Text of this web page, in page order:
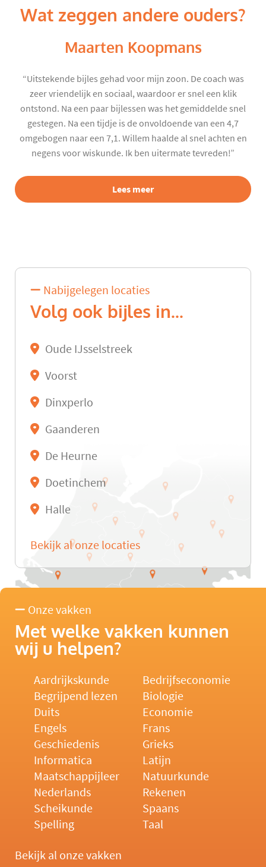
Wat zeggen andere ouders?
Maarten Koopmans
“Uitstekende bijles gehad voor mijn zoon. De coach was
zeer vriendelijk en sociaal, waardoor er snel een klik
ontstond. Na een paar bijlessen was het gemiddelde snel
gestegen. Na een tijdje is de onvoldoende van een 4,7
omgebogen naar een 7,1. Willem haalde al snel achten en
negens voor wiskunde. Ik ben uitermate tevreden!”
Lees meer
Nabijgelegen locaties
Volg ook bijles in...
Oude IJsselstreek
Voorst
Dinxperlo
Gaanderen
De Heurne
Doetinchem
Halle
Bekijk al onze locaties
Onze vakken
Met welke vakken kunnen
wij u helpen?
Aardrijkskunde
Bedrijfseconomie
Begrijpend lezen
Biologie
Duits
Economie
Engels
Frans
Geschiedenis
Grieks
Informatica
Latijn
Maatschappijleer
Natuurkunde
Nederlands
Rekenen
Scheikunde
Spaans
Spelling
Taal
Bekijk al onze vakken